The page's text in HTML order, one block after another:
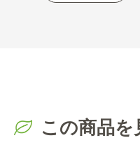
この商品